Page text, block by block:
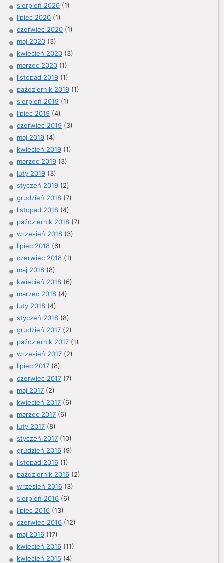
sierpień 2020 (1)
lipiec 2020 (1)
czerwiec 2020 (1)
maj 2020 (3)
kwiecień 2020 (3)
marzec 2020 (1)
listopad 2019 (1)
październik 2019 (1)
sierpień 2019 (1)
lipiec 2019 (4)
czerwiec 2019 (3)
maj 2019 (4)
kwiecień 2019 (1)
marzec 2019 (3)
luty 2019 (3)
styczeń 2019 (2)
grudzień 2018 (7)
listopad 2018 (4)
październik 2018 (7)
wrzesień 2018 (3)
lipiec 2018 (6)
czerwiec 2018 (1)
maj 2018 (8)
kwiecień 2018 (6)
marzec 2018 (4)
luty 2018 (4)
styczeń 2018 (8)
grudzień 2017 (2)
październik 2017 (1)
wrzesień 2017 (2)
lipiec 2017 (8)
czerwiec 2017 (7)
maj 2017 (2)
kwiecień 2017 (6)
marzec 2017 (6)
luty 2017 (8)
styczeń 2017 (10)
grudzień 2016 (9)
listopad 2016 (1)
październik 2016 (2)
wrzesień 2016 (3)
sierpień 2016 (6)
lipiec 2016 (13)
czerwiec 2016 (12)
maj 2016 (17)
kwiecień 2016 (11)
kwiecień 2015 (4)